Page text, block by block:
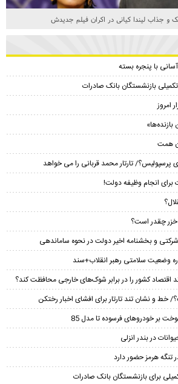
و جذاب لیندا کیانی در اکران فیلم جدیدش
با پنجره بسته
بازنشستگان بانک صادرات
امروز
پرسپولیس؟/ تارتار محمد قربانی را می خواهد
خزر چقدر است؟
و بخشنامه اخیر دولت در نحوه ساماندهی
وضعیت سلامتی رهبر انقلاب+سند
کشور را در برابر شوک‌های خارجی محافظت کند؟
و نشان تند تارتار برای افشای اخبار رختکن
بر خودروهای فرسوده تا مدل 85
در بندر انزلی
تنگه هرمز حضور دارد
برای بازنشستگان بانک صادرات